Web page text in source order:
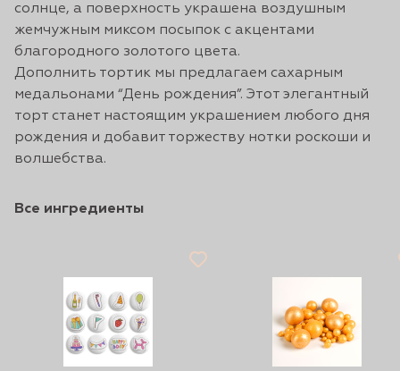
солнце, а поверхность украшена воздушным
жемчужным миксом посыпок с акцентами
благородного золотого цвета.
Дополнить тортик мы предлагаем сахарным
медальонами “День рождения”. Этот элегантный
торт станет настоящим украшением любого дня
рождения и добавит торжеству нотки роскоши и
волшебства.
Все ингредиенты